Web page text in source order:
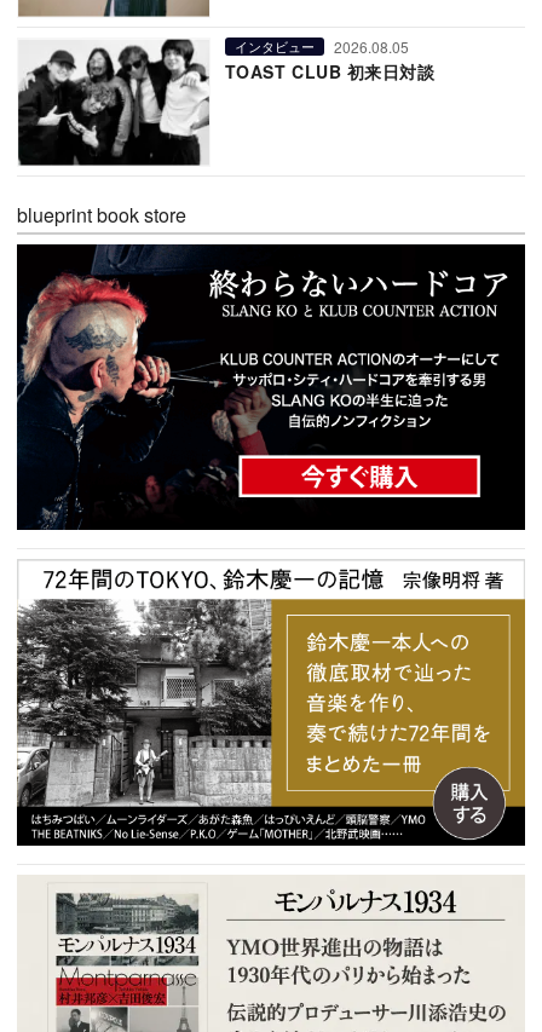
インタビュー 2026.08.05
TOAST CLUB 初来日対談
blueprint book store